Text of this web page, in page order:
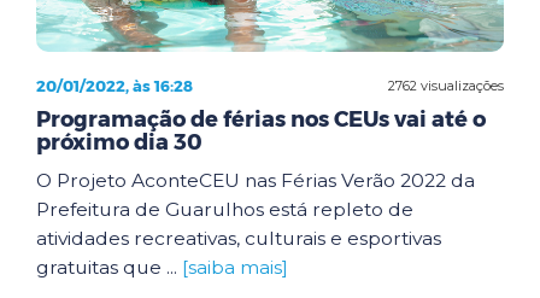
2762 visualizações
20/01/2022, às 16:28
Programação de férias nos CEUs vai até o
próximo dia 30
O Projeto AconteCEU nas Férias Verão 2022 da
Prefeitura de Guarulhos está repleto de
atividades recreativas, culturais e esportivas
gratuitas que ... [saiba mais]